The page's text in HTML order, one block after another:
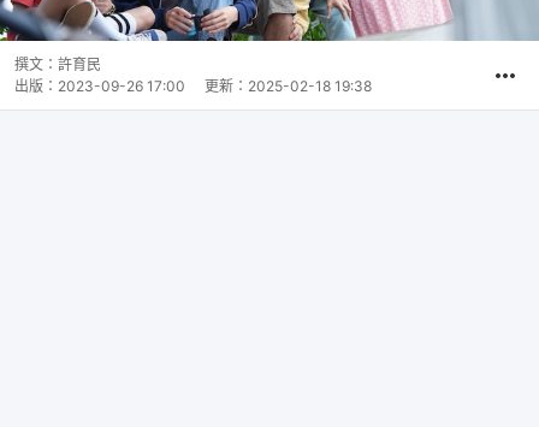
撰文： 許育民
出版： 2023-09-26 17:00 更新： 2025-02-18 19:38